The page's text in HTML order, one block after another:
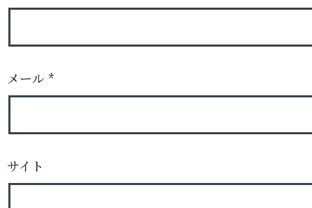
メール *
サイト